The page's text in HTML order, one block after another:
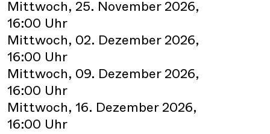
Mittwoch, 25. November 2026,
16:00 Uhr
Mittwoch, 02. Dezember 2026,
16:00 Uhr
Mittwoch, 09. Dezember 2026,
16:00 Uhr
Mittwoch, 16. Dezember 2026,
16:00 Uhr